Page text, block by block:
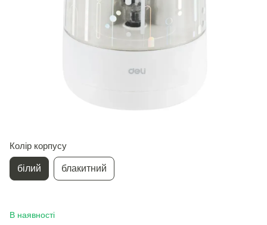
Колір корпусу
білий блакитний
В наявності